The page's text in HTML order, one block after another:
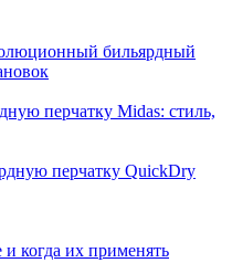
бильярдный
перчатку Midas: стиль,
перчатку QuickDry
и когда их применять